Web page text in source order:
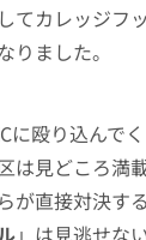
てカレッジフ
りました。
に殴り込んで
は見どころ満
が直接対決す
」は見逃せな